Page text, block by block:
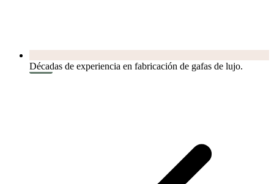
Décadas de experiencia en fabricación de gafas de lujo.